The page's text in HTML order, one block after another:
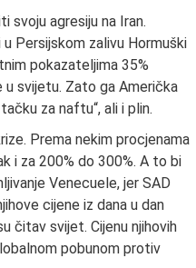
svoju agresiju na Iran.
Persijskom zalivu Hormuški
pokazateljima 35%
svijetu. Zato ga Američka
za naftu“, ali i plin.
Prema nekim procjenama
i za 200% do 300%. A to bi
Venecuele, jer SAD
cijene iz dana u dan
čitav svijet. Cijenu njihovih
pobunom protiv